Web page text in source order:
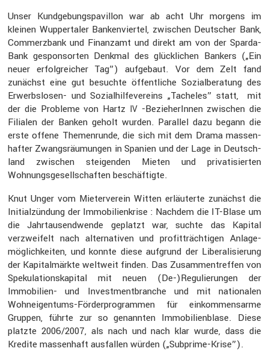
Unser Kundge­bungs­pa­villon war ab acht Uhr morgens im
kleinen Wupper­taler Banken­viertel, zwischen Deutscher Bank,
Commerz­bank und Finanzamt und direkt am von der Sparda-
Bank gespon­sorten Denkmal des glück­li­chen Bankers („Ein
neuer erfolg­rei­cher Tag”) aufge­baut. Vor dem Zelt fand
zunächst eine gut besuchte öffent­liche Sozial­be­ra­tung des
Erwerbs­losen- und Sozial­hil­fe­ver­eins „Tacheles” statt, mit
der die Probleme von Hartz IV-Bezie­he­rInnen zwischen die
Filialen der Banken geholt wurden. Parallel dazu begann die
erste offene Themen­runde, die sich mit dem Drama massen­
hafter Zwangs­räu­mungen in Spanien und der Lage in Deutsch­
land zwischen steigenden Mieten und priva­ti­sierten
Wohnungs­ge­sell­schaften beschäf­tigte.
Knut Unger vom Mieter­verein Witten erläu­terte zunächst die
Initi­al­zün­dung der Immobi­li­en­krise : Nachdem die IT-Blase um
die Jahrtau­send­wende geplatzt war, suchte das Kapital
verzwei­felt nach alter­na­tiven und profit­träch­tigen Anlage­
mög­lich­keiten, und konnte diese aufgrund der Libera­li­sie­rung
der Kapital­märkte weltweit finden. Das Zusam­men­treffen von
Speku­la­ti­ons­ka­pital mit neuen (De-)Regulierungen der
Immobi­lien- und Invest­ment­branche und mit natio­nalen
Wohnei­gen­tums-Förder­pro­grammen für einkom­mens­arme
Gruppen, führte zur so genannten Immobi­li­en­blase. Diese
platzte 2006/2007, als nach und nach klar wurde, dass die
Kredite massen­haft ausfallen würden („Subprime-Krise”).